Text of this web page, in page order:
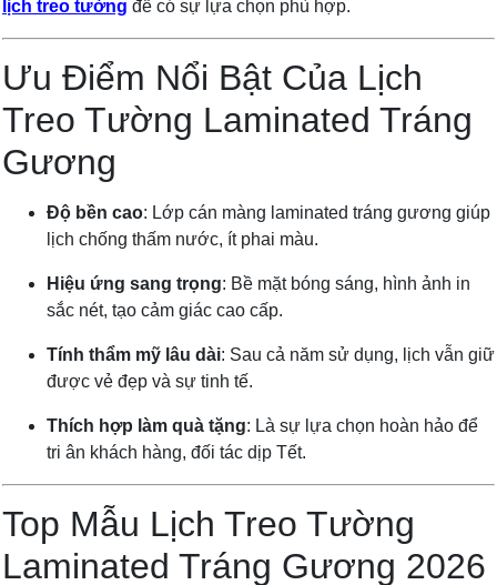
lịch treo tường để có sự lựa chọn phù hợp.
Ưu Điểm Nổi Bật Của Lịch
Treo Tường Laminated Tráng
Gương
Độ bền cao: Lớp cán màng laminated tráng gương giúp
lịch chống thấm nước, ít phai màu.
Hiệu ứng sang trọng: Bề mặt bóng sáng, hình ảnh in
sắc nét, tạo cảm giác cao cấp.
Tính thẩm mỹ lâu dài: Sau cả năm sử dụng, lịch vẫn giữ
được vẻ đẹp và sự tinh tế.
Thích hợp làm quà tặng: Là sự lựa chọn hoàn hảo để
tri ân khách hàng, đối tác dịp Tết.
Top Mẫu Lịch Treo Tường
Laminated Tráng Gương 2026